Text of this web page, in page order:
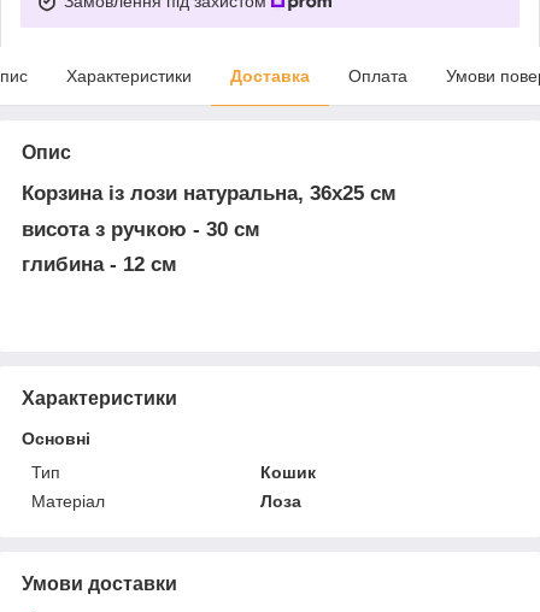
Характеристики Доставка Оплата Умови
Опис
Корзина із лози натуральна, 36х25 см
висота з ручкою - 30 см
глибина - 12 см
Характеристики
Основні
Тип
Кошик
Матеріал
Лоза
Умови доставки